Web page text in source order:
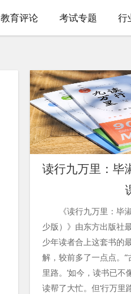
教育评论 考试专题 行
读行九万里：毕
《读行九万里：毕淑
少版）》由东方出版社
少年读者合上这套书的
解，较前多了一点点。“
里路。’如今，读书已
读帮了大忙。但‘行万里